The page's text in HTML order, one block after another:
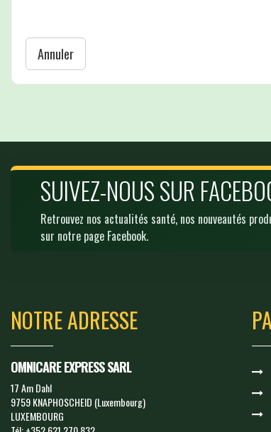
Annuler
SUIVEZ-NOUS SUR
Retrouvez nos actualités santé, nos nouveautés
sur notre page Facebook.
NOTRE ADRESSE
OMNICARE EXPRESS SARL
17 Am Dahl
9759 KNAPHOSCHEID (Luxembourg)
LUXEMBOURG